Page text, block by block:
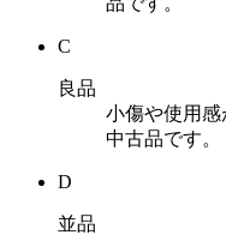
C
良品
小傷や使用
中古品です。
D
並品